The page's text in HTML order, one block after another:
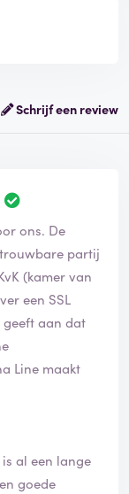
Schrijf een review
ons. De
partij
(kamer van
een SSL
aan dat
Line maakt
al een lange
goede